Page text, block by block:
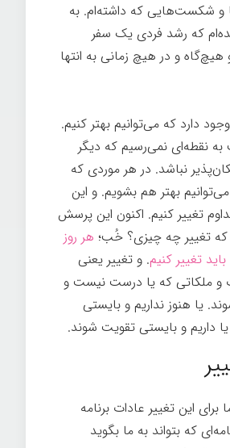
و شکست‌هایی که داشته‌ام. به
که رشد فردی یک سفر
و در هیچ زمانی به انتها
دارد که می‌توانیم بهتر کنیم.
نقطه‌ای نمی‌رسیم که دیگر
نباشد. در هر موردی که
بهتر هم بشویم. و این
تغییر کنیم. اکنون این پرسش
تغییر چه چیزی؟ خُب؛ هر روز
تغییر کنیم. و تغییر یعنی
و ملکاتی که یا درست نیست و
یا هنوز نداریم و بایستی
داریم و بایستی تقویت شوند.
برای این تغییر عادات برنامه
که بتواند به ما بگوید